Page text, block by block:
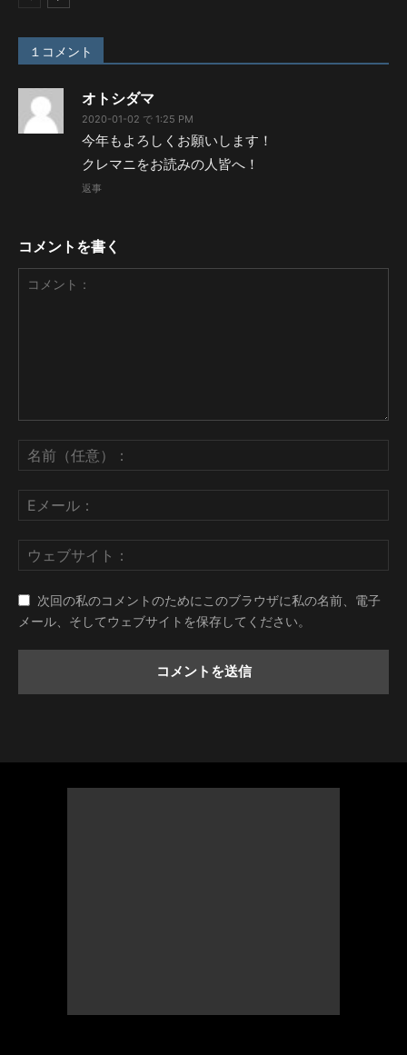
１コメント
オトシダマ
2020-01-02 で 1:25 PM
今年もよろしくお願いします！
クレマニをお読みの人皆へ！
返事
コメントを書く
次回の私のコメントのためにこのブラウザに私の名前、電子
メール、そしてウェブサイトを保存してください。